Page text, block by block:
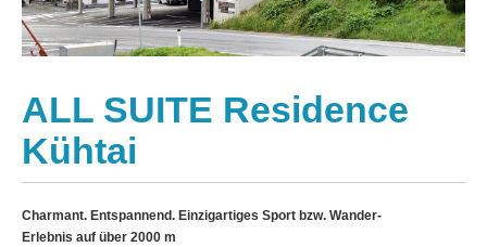
ALL SUITE Residence
Kühtai
Charmant. Entspannend. Einzigartiges Sport bzw. Wander-
Erlebnis auf über 2000 m